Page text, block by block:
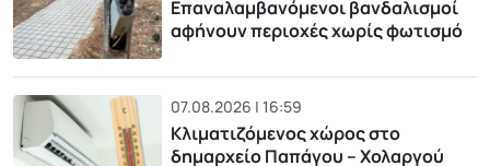
Επαναλαμβανόμενοι βανδαλισμοί
αφήνουν περιοχές χωρίς φωτισμό
07.08.2026 | 16:59
Κλιματιζόμενος χώρος στο
δημαρχείο Παπάγου – Χολαργού